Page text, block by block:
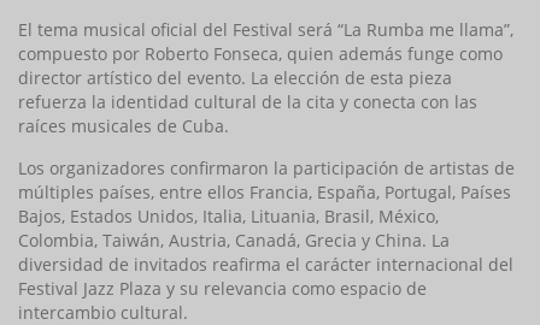
El tema musical oficial del Festival será “La Rumba me llama”,
compuesto por Roberto Fonseca, quien además funge como
director artístico del evento. La elección de esta pieza
refuerza la identidad cultural de la cita y conecta con las
raíces musicales de Cuba.
Los organizadores confirmaron la participación de artistas de
múltiples países, entre ellos Francia, España, Portugal, Países
Bajos, Estados Unidos, Italia, Lituania, Brasil, México,
Colombia, Taiwán, Austria, Canadá, Grecia y China. La
diversidad de invitados reafirma el carácter internacional del
Festival Jazz Plaza y su relevancia como espacio de
intercambio cultural.